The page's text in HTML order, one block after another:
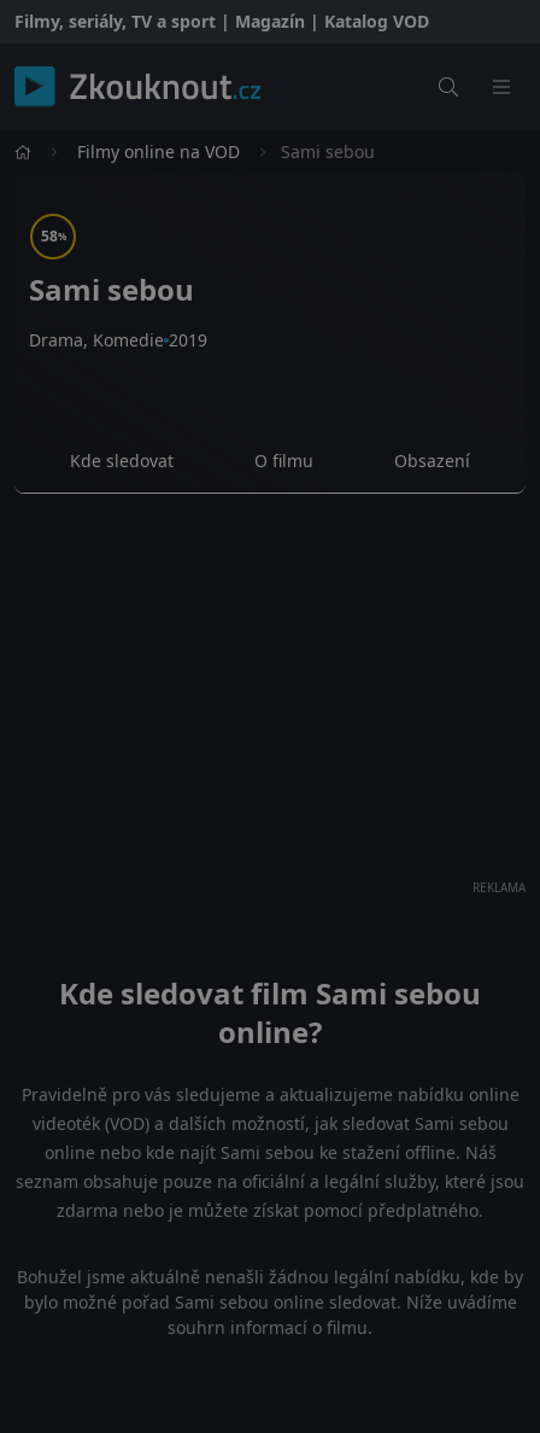
Filmy, seriály, TV a sport | Magazín | Katalog VOD
Filmy online na VOD Sami sebou
58%
Sami sebou
Drama, Komedie 2019
Kde sledovat O filmu Obsazení
REKLAMA
Kde sledovat film Sami sebou
online?
Pravidelně pro vás sledujeme a aktualizujeme nabídku online
videoték (VOD) a dalších možností, jak sledovat Sami sebou
online nebo kde najít Sami sebou ke stažení offline. Náš
seznam obsahuje pouze na oficiální a legální služby, které jsou
zdarma nebo je můžete získat pomocí předplatného.
Bohužel jsme aktuálně nenašli žádnou legální nabídku, kde by
bylo možné pořad Sami sebou online sledovat. Níže uvádíme
souhrn informací o filmu.